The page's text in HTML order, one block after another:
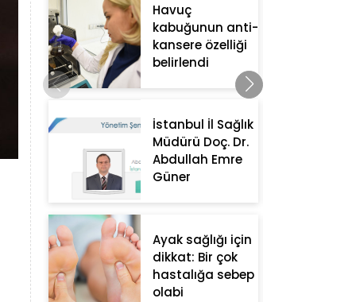
Havuç
kabuğunun anti-
kansere özelliği
belirlendi
İstanbul İl Sağlık
Müdürü Doç. Dr.
Abdullah Emre
Güner
Ayak sağlığı için
dikkat: Bir çok
hastalığa sebep
olabi